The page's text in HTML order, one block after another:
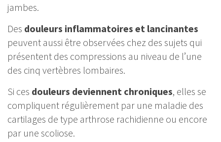
jambes.
Des douleurs inflammatoires et lancinantes
peuvent aussi être observées chez des sujets qui
présentent des compressions au niveau de l’une
des cinq vertèbres lombaires.
Si ces douleurs deviennent chroniques, elles se
compliquent régulièrement par une maladie des
cartilages de type arthrose rachidienne ou encore
par une scoliose.